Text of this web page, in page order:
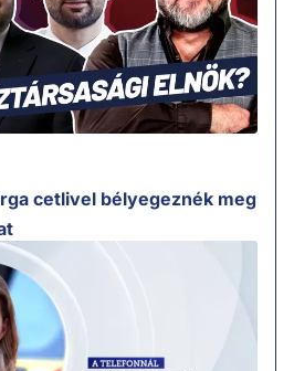
cetlivel bélyegeznék meg